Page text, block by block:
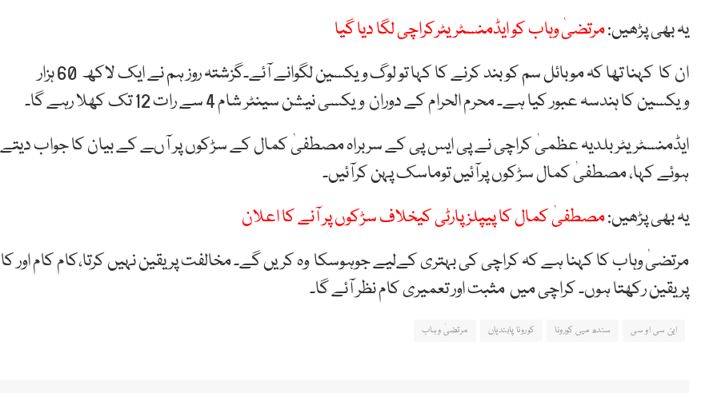
یہ بھی پڑھیں:مرتضیٰ وہاب کو ایڈمنسٹریٹرکراچی لگا دیا گیا
ان کا کہنا تھا کہ موبائل سم کو بند کرنے کا کہا تو لوگ ویکسین لگوانے آئے۔گزشتہ روز ہم نے ایک لاکھ 60 ہزار
ویکسین کا ہندسہ عبور کیا ہے۔ محرم الحرام کے دوران ویکسی نیشن سینٹر شام 4 سے رات 12 تک کھلا رہے گا۔
ایڈمنسٹریٹر بلدیہ عظمیٰ کراچی نے پی ایس پی کے سربراہ مصطفیٰ کمال کے سڑکوں پر آںے کے بیان کا جواب دیتے
ہوئے کہا، مصطفیٰ کمال سڑکوں پرآئیں توماسک پہن کرآئیں۔
یہ بھی پڑھیں:مصطفیٰ کمال کا پیپلز پارٹی کیخلاف سڑکوں پر آنے کا اعلان
مرتضیٰ وہاب کا کہنا ہے کہ کراچی کی بہتری کےلیے جوہوسکا وہ کریں گے۔ مخالفت پر یقین نہیں کرتا،کام کام اور
پر یقین رکھتا ہوں۔ کراچی میں مثبت اور تعمیری کام نظر آئے گا۔
این سی او سی سندھ میں کورونا کورونا پابندیاں مرتضیٰ وہاب